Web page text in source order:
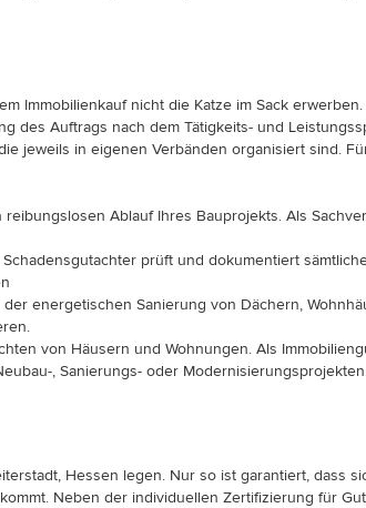
Immobilienkauf nicht die Katze im Sack
des Auftrags nach dem Tätigkeits- und
jeweils in eigenen Verbänden organisiert sind.
Ablauf Ihres Bauprojekts. Als
prüft und dokumentiert
energetischen Sanierung von Dächern,
von Häusern und Wohnungen. Als
, Sanierungs- oder Modernisierungsprojekten
Hessen legen. Nur so ist garantiert, dass
Neben der individuellen Zertifizierung für